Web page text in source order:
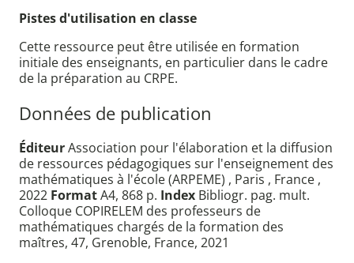
Pistes d'utilisation en classe
Cette ressource peut être utilisée en formation
initiale des enseignants, en particulier dans le cadre
de la préparation au CRPE.
Données de publication
ÉditeurAssociation pour l'élaboration et la diffusion
de ressources pédagogiques sur l'enseignement des
mathématiques à l'école (ARPEME) , Paris , France ,
2022 FormatA4, 868 p. Index Bibliogr. pag. mult.
Colloque COPIRELEM des professeurs de
mathématiques chargés de la formation des
maîtres, 47, Grenoble, France, 2021